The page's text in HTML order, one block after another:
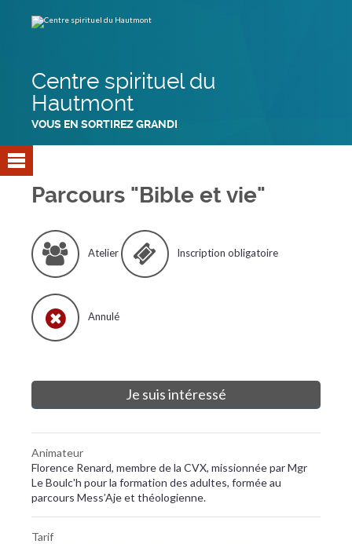
contenu.
Centre spirituel du
Hautmont
VOUS EN SORTIREZ GRANDI
Parcours "Bible et vie"
Atelier Inscription obligatoire
Annulé
Je suis intéressé
Animateur
Florence Renard, membre de la CVX, missionnée par Mgr
Le Boulc'h pour la formation des adultes, formée au
parcours Mess’Aje et théologienne.
Tarif